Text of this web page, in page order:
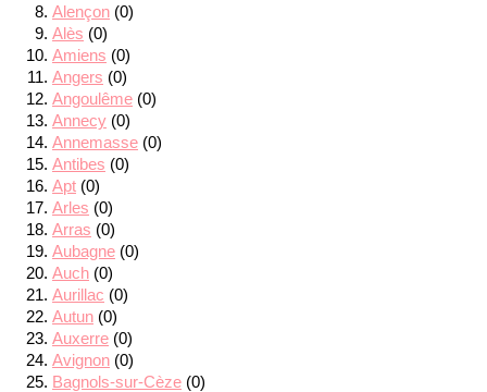
Alençon (0)
Alès (0)
Amiens (0)
Angers (0)
Angoulême (0)
Annecy (0)
Annemasse (0)
Antibes (0)
Apt (0)
Arles (0)
Arras (0)
Aubagne (0)
Auch (0)
Aurillac (0)
Autun (0)
Auxerre (0)
Avignon (0)
Bagnols-sur-Cèze (0)